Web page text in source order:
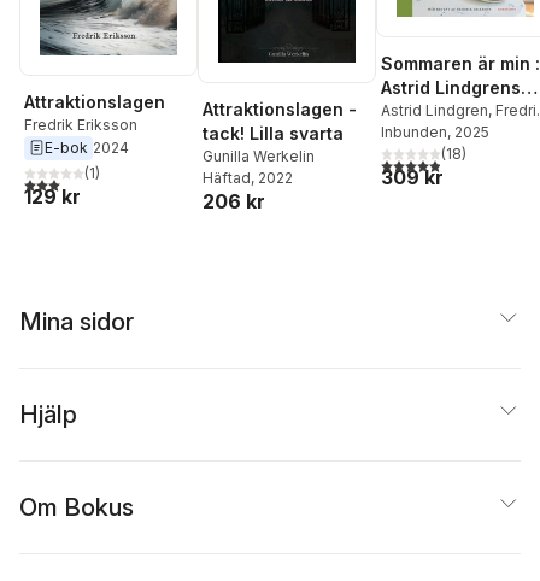
Attraktionslagen
Fredrik Eriksson
E-bok 2024
3,0utav 5 stjärnor. Totalt antal röster:
(1)
129 kr
Attraktionslagen -
tack! Lilla svarta
Gunilla Werkelin
Häftad, 2022
206 kr
Sommaren är min :
Astrid Lindgrens
sommarkokbok
Astrid Lindgren,
Eriksson
Inbunden, 2025
4,9utav 5 stjärnor.
(18)
309 kr
Mina sidor
Hjälp
Om Bokus